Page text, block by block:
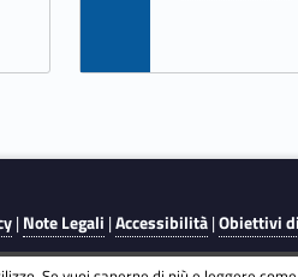
|Note Legali |Accessibilità|Obiettivi